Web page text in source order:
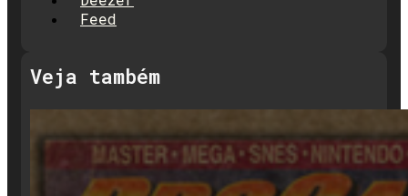
Feed
Veja também